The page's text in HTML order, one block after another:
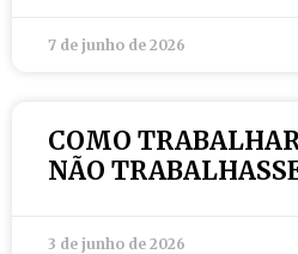
7 de junho de 2026
COMO
NÃO
3 de junho de 2026